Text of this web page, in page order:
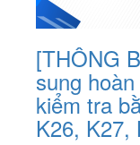
[THÔNG
sung
kiểm tra
K26, K27,